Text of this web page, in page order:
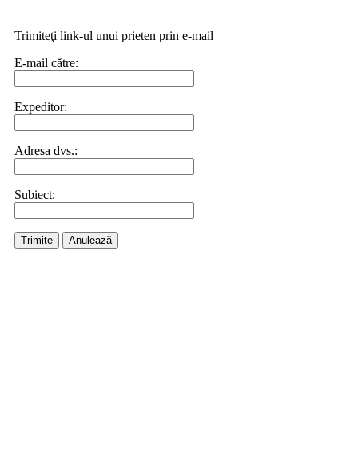
Trimiteţi link-ul unui prieten prin e-mail
E-mail către:
Expeditor:
Adresa dvs.:
Subiect:
Trimite Anulează